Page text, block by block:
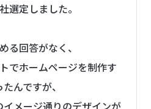
選定しました。
る回答がなく、
でホームページを制作す
んですが、
メージ通りのデザインが